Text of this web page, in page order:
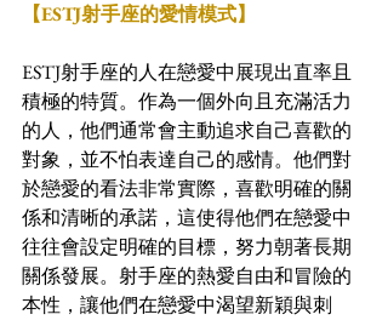
【ESTJ射手座的愛情模式】
ESTJ射手座的人在戀愛中展現出直率且
積極的特質。作為一個外向且充滿活力
的人，他們通常會主動追求自己喜歡的
對象，並不怕表達自己的感情。他們對
於戀愛的看法非常實際，喜歡明確的關
係和清晰的承諾，這使得他們在戀愛中
往往會設定明確的目標，努力朝著長期
關係發展。射手座的熱愛自由和冒險的
本性，讓他們在戀愛中渴望新穎與刺